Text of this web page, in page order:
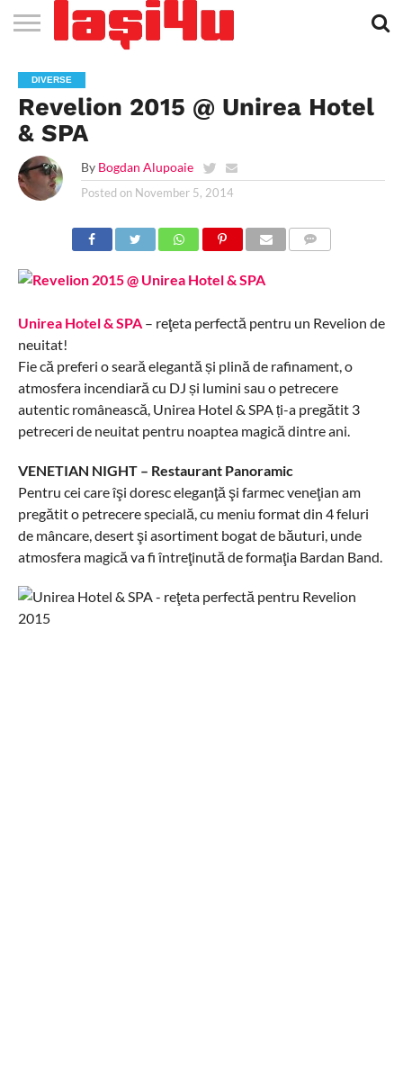
STIRI
APARTAMENTE
NOI IASI
STIRI
IASI
JOBS
IN
IASI
FILME
LA
CINEMA
CLUBURI /
DISCOTECI
BARURI /
CAFENELE
SALI DE
FORTA
SI
FITNESS
SALOANE DE
INFRUMUSETARE
AGENTII
DE
TURISM
IASI
RESTAURANTE
IN IASI
PIZZA
IN
IASI
PISCINA
IN IASI
FLORARII
RADIO
LIVE
IN IASI
SPALATORII
AUTO
TRACTARI
AUTO
TAXI
IN
IASI
CINEMA
TEATRU
HOTELURI
/
PENSIUNI
TEREN
SPORTIV
TEREN
TENIS
IASI
FARMACII
NON
STOP
COFFEE-
TO-GO
FIRME DE
PUBLICITATE
RENT
A
CAR
DIVERSE
Revelion 2015 @ Unirea Hotel
& SPA
By Bogdan Alupoaie
Posted on November 5, 2014
Unirea Hotel & SPA– reţeta perfectă pentru un Revelion de
neuitat!
Fie că preferi o seară elegantă și plină de rafinament, o
atmosfera incendiară cu DJ și lumini sau o petrecere
autentic românească, Unirea Hotel & SPA ți-a pregătit 3
petreceri de neuitat pentru noaptea magică dintre ani.
VENETIAN NIGHT – Restaurant Panoramic
Pentru cei care îşi doresc eleganţă şi farmec veneţian am
pregătit o petrecere specială, cu meniu format din 4 feluri
de mâncare, desert şi asortiment bogat de băuturi, unde
atmosfera magică va fi întreţinută de formaţia Bardan Band.